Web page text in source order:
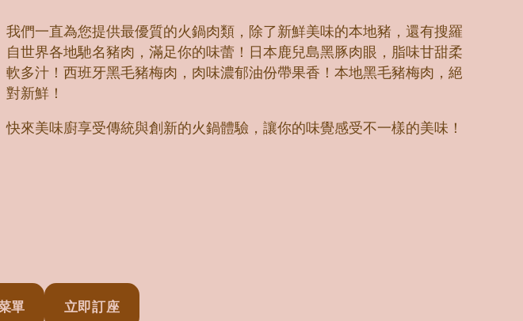
我們一直為您提供最優質的火鍋肉類，除了新鮮美味的本地豬，還有搜羅
自世界各地馳名豬肉，滿足你的味蕾！日本鹿兒島黑豚肉眼，脂味甘甜柔
軟多汁！西班牙黑毛豬梅肉，肉味濃郁油份帶果香！本地黑毛豬梅肉，絕
對新鮮！
快來美味廚享受傳統與創新的火鍋體驗，讓你的味覺感受不一樣的美味！
單 立即訂座